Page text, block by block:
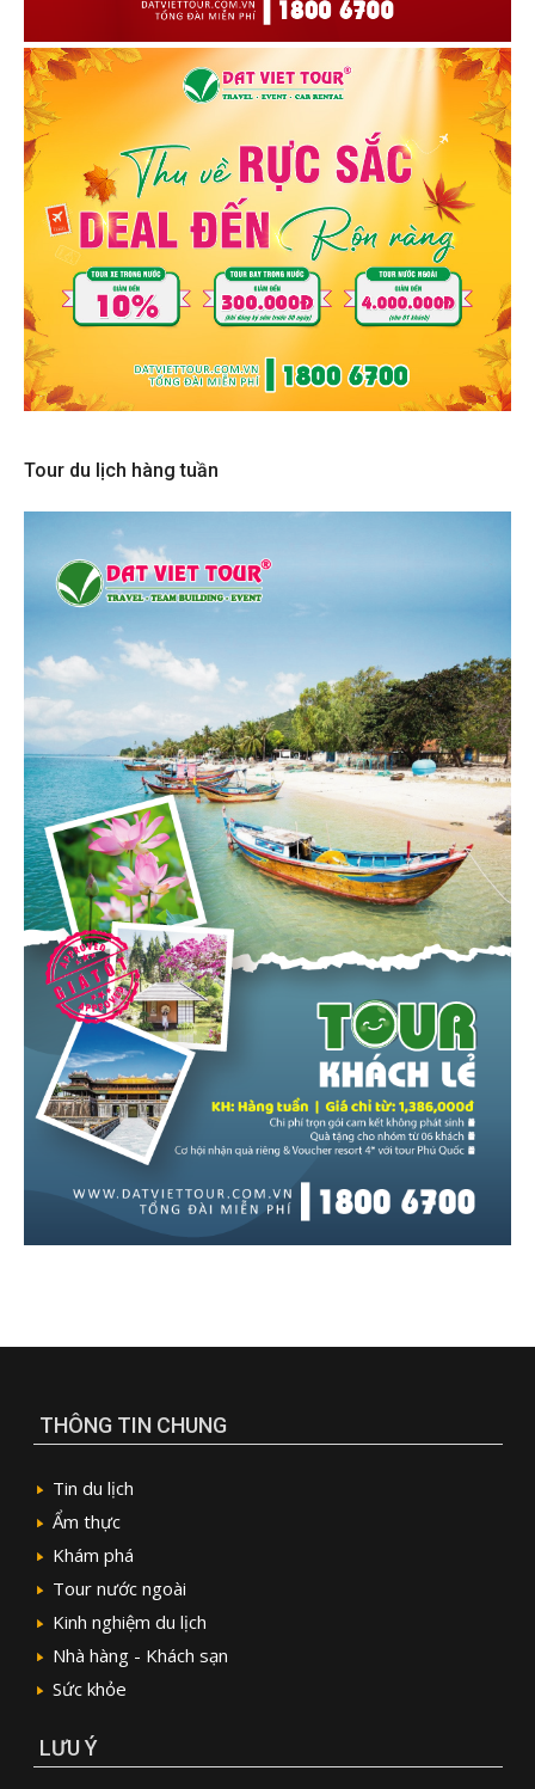
Tour du lịch hàng tuần
THÔNG TIN CHUNG
Tin du lịch
Ẩm thực
Khám phá
Tour nước ngoài
Kinh nghiệm du lịch
Nhà hàng - Khách sạn
Sức khỏe
LƯU Ý